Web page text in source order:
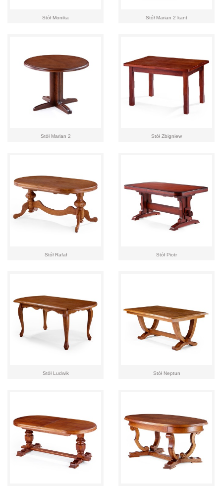
Stół Monika Stół Marian 2 kant
Stół Marian 2 Stół Zbigniew
Stół Rafał Stół Piotr
Stół Ludwik Stół Neptun